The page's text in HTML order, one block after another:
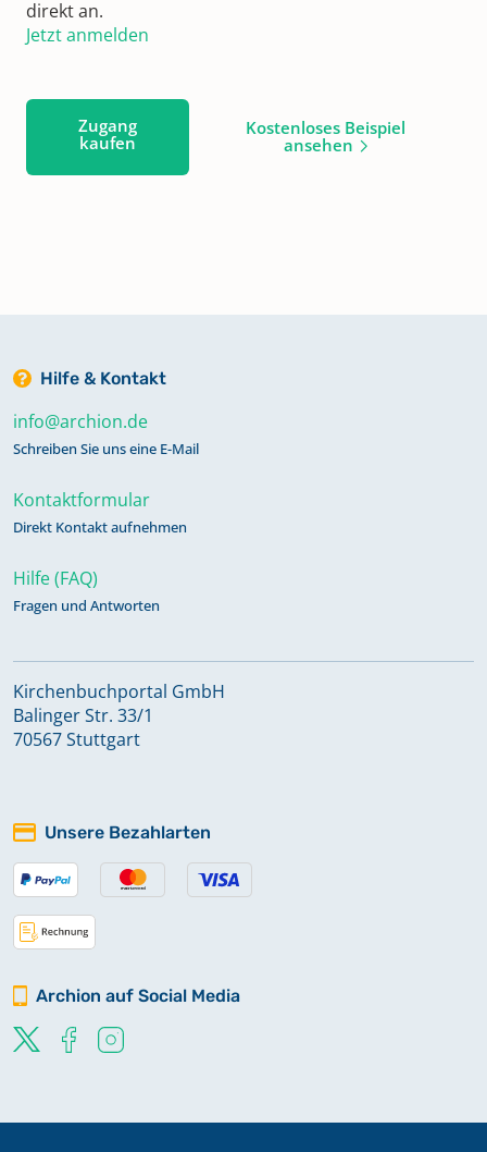
direkt an.
Jetzt anmelden
Zugang
kaufen
Kostenloses Beispiel
ansehen
Hilfe & Kontakt
info@archion.de
Schreiben Sie uns eine E-Mail
Kontaktformular
Direkt Kontakt aufnehmen
Hilfe (FAQ)
Fragen und Antworten
Kirchenbuchportal GmbH
Balinger Str. 33/1
70567 Stuttgart
Unsere Bezahlarten
Archion auf Social Media